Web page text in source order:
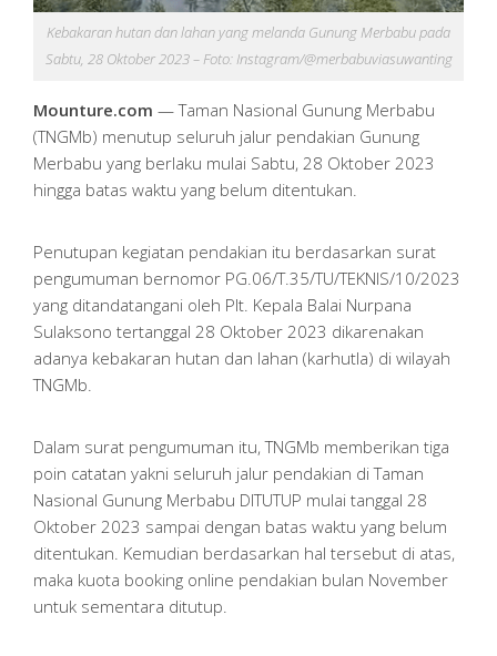
Kebakaran hutan dan lahan yang melanda Gunung Merbabu pada
Sabtu, 28 Oktober 2023 – Foto: Instagram/@merbabuviasuwanting
Mounture.com — Taman Nasional Gunung Merbabu
(TNGMb) menutup seluruh jalur pendakian Gunung
Merbabu yang berlaku mulai Sabtu, 28 Oktober 2023
hingga batas waktu yang belum ditentukan.
Penutupan kegiatan pendakian itu berdasarkan surat
pengumuman bernomor PG.06/T.35/TU/TEKNIS/10/2023
yang ditandatangani oleh Plt. Kepala Balai Nurpana
Sulaksono tertanggal 28 Oktober 2023 dikarenakan
adanya kebakaran hutan dan lahan (karhutla) di wilayah
TNGMb.
Dalam surat pengumuman itu, TNGMb memberikan tiga
poin catatan yakni seluruh jalur pendakian di Taman
Nasional Gunung Merbabu DITUTUP mulai tanggal 28
Oktober 2023 sampai dengan batas waktu yang belum
ditentukan. Kemudian berdasarkan hal tersebut di atas,
maka kuota booking online pendakian bulan November
untuk sementara ditutup.